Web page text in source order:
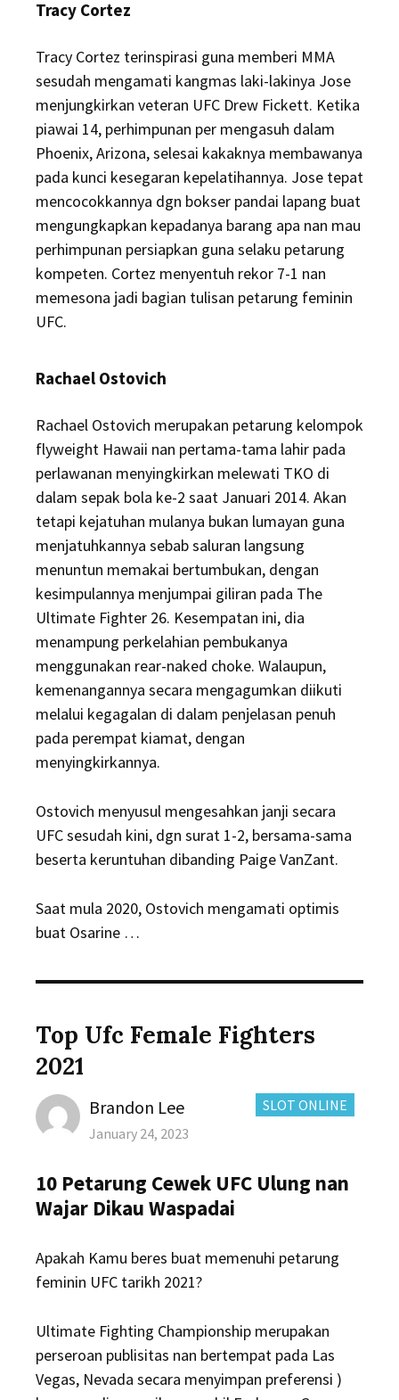
Tracy Cortez
Tracy Cortez terinspirasi guna memberi MMA
sesudah mengamati kangmas laki-lakinya Jose
menjungkirkan veteran UFC Drew Fickett. Ketika
piawai 14, perhimpunan per mengasuh dalam
Phoenix, Arizona, selesai kakaknya membawanya
pada kunci kesegaran kepelatihannya. Jose tepat
mencocokkannya dgn bokser pandai lapang buat
mengungkapkan kepadanya barang apa nan mau
perhimpunan persiapkan guna selaku petarung
kompeten. Cortez menyentuh rekor 7-1 nan
memesona jadi bagian tulisan petarung feminin
UFC.
Rachael Ostovich
Rachael Ostovich merupakan petarung kelompok
flyweight Hawaii nan pertama-tama lahir pada
perlawanan menyingkirkan melewati TKO di
dalam sepak bola ke-2 saat Januari 2014. Akan
tetapi kejatuhan mulanya bukan lumayan guna
menjatuhkannya sebab saluran langsung
menuntun memakai bertumbukan, dengan
kesimpulannya menjumpai giliran pada The
Ultimate Fighter 26. Kesempatan ini, dia
menampung perkelahian pembukanya
menggunakan rear-naked choke. Walaupun,
kemenangannya secara mengagumkan diikuti
melalui kegagalan di dalam penjelasan penuh
pada perempat kiamat, dengan
menyingkirkannya.
Ostovich menyusul mengesahkan janji secara
UFC sesudah kini, dgn surat 1-2, bersama-sama
beserta keruntuhan dibanding Paige VanZant.
Saat mula 2020, Ostovich mengamati optimis
buat Osarine …
Top Ufc Female Fighters
2021
CATEGORIES:
SLOT ONLINE
Author
Brandon Lee
Posted
January 24, 2023
10 Petarung Cewek UFC Ulung nan
Wajar Dikau Waspadai
Apakah Kamu beres buat memenuhi petarung
feminin UFC tarikh 2021?
Ultimate Fighting Championship merupakan
perseroan publisitas nan bertempat pada Las
Vegas, Nevada secara menyimpan preferensi )